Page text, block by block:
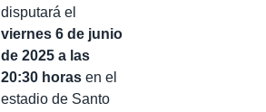
disputará el
viernes 6 de junio
de 2025 a las
20:30 horas en el
estadio de Santo